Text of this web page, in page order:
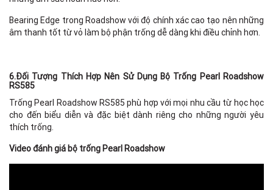
Bearing Edge trong Roadshow với độ chính xác cao tạo nên những
âm thanh tốt từ vỏ làm bộ phận trống dễ dàng khi điều chỉnh hơn.
6.Đối Tượng Thích Hợp Nên Sử Dụng Bộ Trống Pearl Roadshow
RS585
Trống Pearl Roadshow RS585 phù hợp với mọi nhu cầu từ học học
cho đến biểu diễn và đặc biệt dành riêng cho những người yêu
thích trống.
Video đánh giá bộ trống Pearl Roadshow